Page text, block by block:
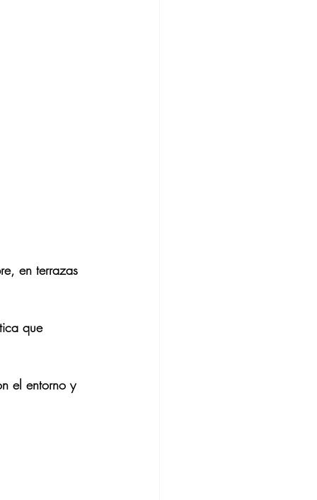
en terrazas
que
el entorno y